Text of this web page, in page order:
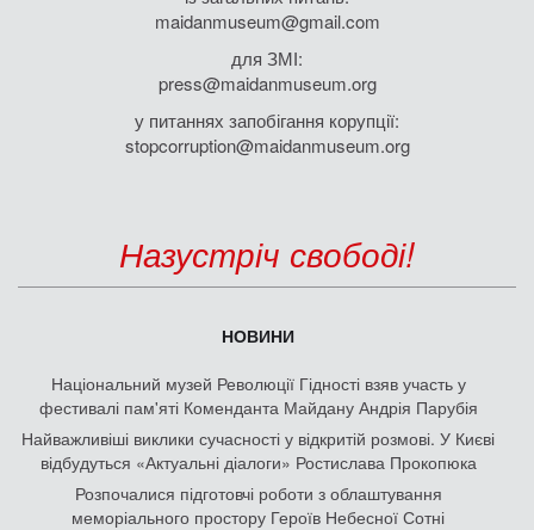
maidanmuseum@gmail.com
для ЗМІ:
press@maidanmuseum.org
у питаннях запобігання корупції:
stopcorruption@maidanmuseum.org
Назустріч свободі!
НОВИНИ
Національний музей Революції Гідності взяв участь у
фестивалі пам'яті Коменданта Майдану Андрія Парубія
Найважливіші виклики сучасності у відкритій розмові. У Києві
відбудуться «Актуальні діалоги» Ростислава Прокопюка
Розпочалися підготовчі роботи з облаштування
меморіального простору Героїв Небесної Сотні